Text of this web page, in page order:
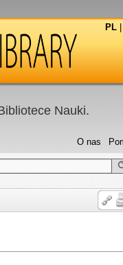
PL
Nauki.
O nas